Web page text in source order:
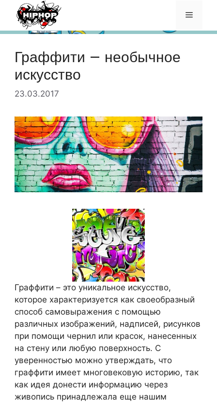
Перейти
содержимому
Меню
Граффити — необычное
искусство
23.03.2017
Граффити – это уникальное искусство,
которое характеризуется как своеобразный
способ самовыражения с помощью
различных изображений, надписей, рисунков
при помощи чернил или красок, нанесенных
на стену или любую поверхность. С
уверенностью можно утверждать, что
граффити имеет многовековую историю, так
как идея донести информацию через
живопись принадлежала еще нашим